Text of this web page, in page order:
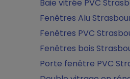
Baie vitrée PVC
Fenêtres Alu
Fenêtres PVC
Fenêtres bois
Porte fenêtre PVC